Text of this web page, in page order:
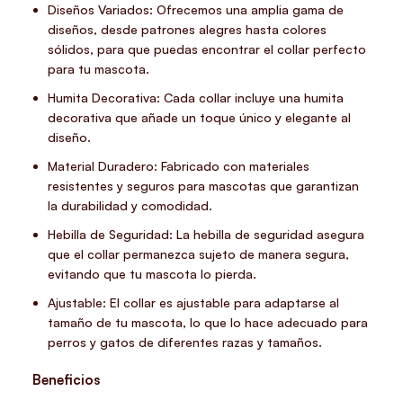
Diseños Variados: Ofrecemos una amplia gama de
diseños, desde patrones alegres hasta colores
sólidos, para que puedas encontrar el collar perfecto
para tu mascota.
Humita Decorativa: Cada collar incluye una humita
decorativa que añade un toque único y elegante al
diseño.
Material Duradero: Fabricado con materiales
resistentes y seguros para mascotas que garantizan
la durabilidad y comodidad.
Hebilla de Seguridad: La hebilla de seguridad asegura
que el collar permanezca sujeto de manera segura,
evitando que tu mascota lo pierda.
Ajustable: El collar es ajustable para adaptarse al
tamaño de tu mascota, lo que lo hace adecuado para
perros y gatos de diferentes razas y tamaños.
Beneficios